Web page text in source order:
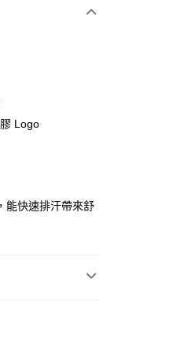
Logo
能快速排汗帶來舒